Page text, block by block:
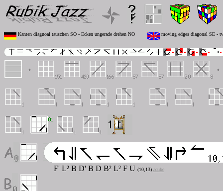
Kanten diagnoal tauschen SO - Ecken ungerade drehen NO moving edges diagonal SE -
F' L² B D' B D B² L² F U (10,13) acube